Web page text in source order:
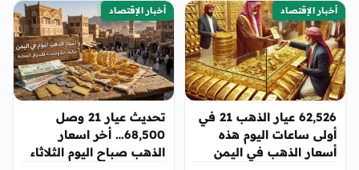
أخبار الإقتصاد
62,526 عيار الذهب 21 في
أولى ساعات اليوم هذه
أسعار الذهب في اليمن
أخبار الإقتصاد
تحديث عيار 21 وصل
68,500… أخر اسعار
الذهب صباح اليوم الثلاثاء